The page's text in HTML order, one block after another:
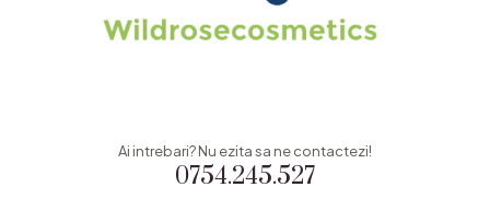
0754.245.527
Ai intrebari? Nu ezita sa ne contactezi!